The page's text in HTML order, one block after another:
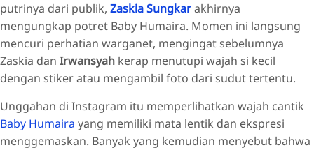
putrinya dari publik, Zaskia Sungkarakhirnya
mengungkap potret Baby Humaira. Momen ini langsung
mencuri perhatian warganet, mengingat sebelumnya
Zaskia dan Irwansyah kerap menutupi wajah si kecil
dengan stiker atau mengambil foto dari sudut tertentu.
Unggahan di Instagram itu memperlihatkan wajah cantik
Baby Humaira yang memiliki mata lentik dan ekspresi
menggemaskan. Banyak yang kemudian menyebut bahwa